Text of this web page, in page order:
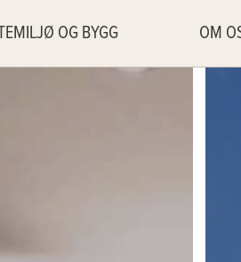
OG BYGG OM